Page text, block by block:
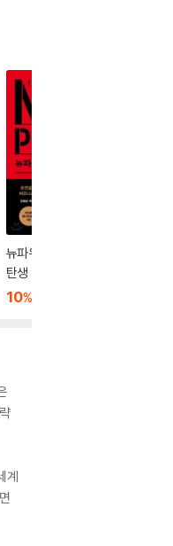
뉴파워: 새로운 권력의
탄생
10%
계